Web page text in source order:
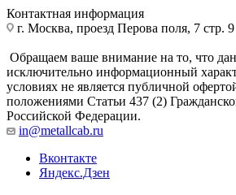
Контактная информация
г. Москва, проезд Перова поля, 7 стр. 9
Обращаем ваше внимание на то, что
исключительно информационный
условиях не является публичной
положениями Статьи 437 (2)
Российской Федерации.
in@metallcab.ru
Вконтакте
Яндекс.Дзен